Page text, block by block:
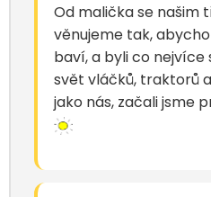
Od malička se našim
věnujeme tak,
baví, a byli co nejvíce
svět vláčků, traktorů
jako nás, začali jsme